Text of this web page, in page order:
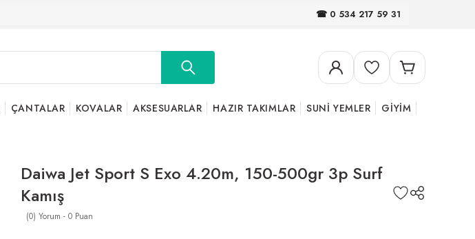
☎ 0 534 217 59 31
ÇANTALAR KOVALAR AKSESUARLAR HAZIR TAKIMLAR SUNİ YEMLER GİYİM
Daiwa Jet Sport S Exo 4.20m, 150-500gr 3p Surf
Kamış
(0) Yorum - 0 Puan